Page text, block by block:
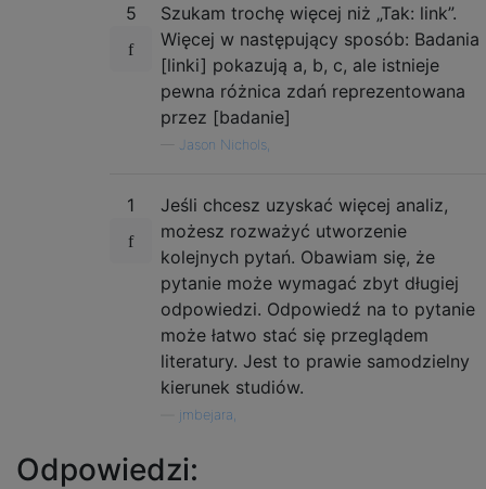
5
Szukam trochę więcej niż „Tak: link”.
Więcej w następujący sposób: Badania
[linki] pokazują a, b, c, ale istnieje
pewna różnica zdań reprezentowana
przez [badanie]
Jason Nichols,
1
Jeśli chcesz uzyskać więcej analiz,
możesz rozważyć utworzenie
kolejnych pytań. Obawiam się, że
pytanie może wymagać zbyt długiej
odpowiedzi. Odpowiedź na to pytanie
może łatwo stać się przeglądem
literatury. Jest to prawie samodzielny
kierunek studiów.
jmbejara,
Odpowiedzi: